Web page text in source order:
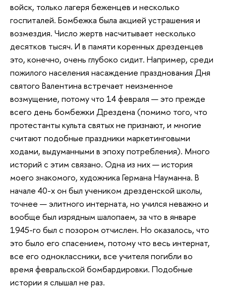
войск, только лагеря беженцев и несколько
госпиталей. Бомбежка была акцией устрашения и
возмездия. Число жертв насчитывает несколько
десятков тысяч. И в памяти коренных дрезденцев
это, конечно, очень глубоко сидит. Например, среди
пожилого населения насаждение празднования Дня
святого Валентина встречает неизменное
возмущение, потому что 14 февраля — это прежде
всего день бомбежки Дрездена (помимо того, что
протестанты культа святых не признают, и многие
считают подобные праздники маркетинговыми
ходами, выдуманными в эпоху потребления). Много
историй с этим связано. Одна из них — история
моего знакомого, художника Германа Науманна. В
начале 40-х он был учеником дрезденской школы,
точнее — элитного интерната, но учился неважно и
вообще был изрядным шалопаем, за что в январе
1945-го был с позором отчислен. Но оказалось, что
это было его спасением, потому что весь интернат,
все его одноклассники, все учителя погибли во
время февральской бомбардировки. Подобные
истории я слышал не раз.